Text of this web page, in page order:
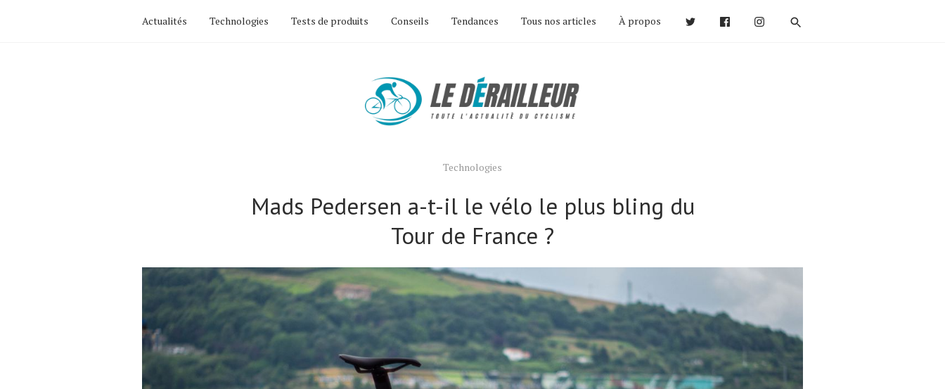
Actualités Technologies Tests de produits Conseils Tendances Tous nos articles À propos
Technologies
Mads Pedersen a-t-il le vélo le plus bling du
Tour de France ?